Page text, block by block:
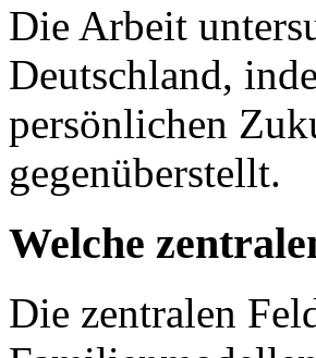
Die Arbeit
Deutschland,
persönlichen
gegenüberstellt.
Welche
Die zentralen